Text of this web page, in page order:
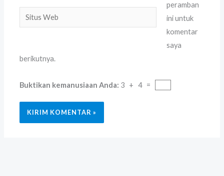
Situs
Web
peramban
ini untuk
komentar
saya
berikutnya.
Buktikan kemanusiaan Anda: 3 + 4 =